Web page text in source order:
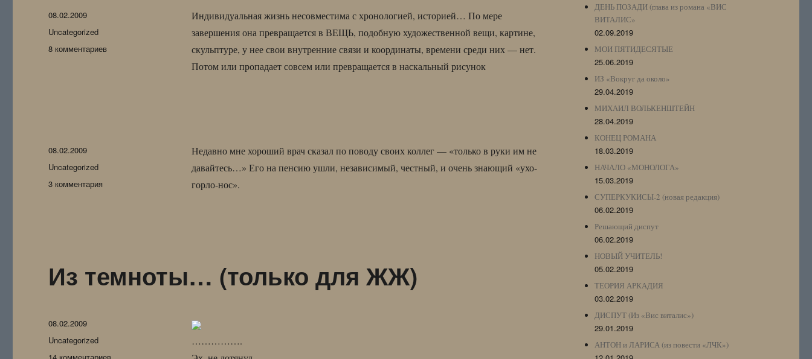
Индивидуальная жизнь несовместима с хронологией, историей… По мере
завершения она превращается в ВЕЩЬ, подобную художественной вещи, картине,
скульптуре, у нее свои внутренние связи и координаты, времени среди них — нет.
Потом или пропадает совсем или превращается в наскальный рисунок
Опубликовано
08.02.2009
Рубрики
Uncategorized
8 комментариевк
Недавно мне хороший врач сказал по поводу своих коллег — «только в руки им не
давайтесь…» Его на пенсию ушли, независимый, честный, и очень знающий «ухо-
горло-нос».
Опубликовано
08.02.2009
Рубрики
Uncategorized
3 комментария
Из темноты… (только для ЖЖ)
…………….
Опубликовано
08.02.2009
Рубрики
Uncategorized
к
ДЕНЬ ПОЗАДИ (глава из романа «ВИС
ВИТАЛИС»
02.09.2019
МОИ ПЯТИДЕСЯТЫЕ
25.06.2019
ИЗ «Вокруг да около»
29.04.2019
МИХАИЛ ВОЛЬКЕНШТЕЙН
28.04.2019
КОНЕЦ РОМАНА
18.03.2019
НАЧАЛО «МОНОЛОГА»
15.03.2019
СУПЕРКУКИСЫ-2 (новая редакция)
06.02.2019
Решающий диспут
06.02.2019
НОВЫЙ УЧИТЕЛЬ!
05.02.2019
ТЕОРИЯ АРКАДИЯ
03.02.2019
ДИСПУТ (Из «Вис виталис»)
29.01.2019
АНТОН и ЛАРИСА (из повести «ЛЧК»)